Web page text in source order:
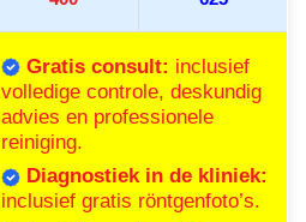
Gratis consult: inclusief
volledige controle, deskundig
advies en professionele
reiniging.
Diagnostiek in de kliniek:
inclusief gratis röntgenfoto’s.